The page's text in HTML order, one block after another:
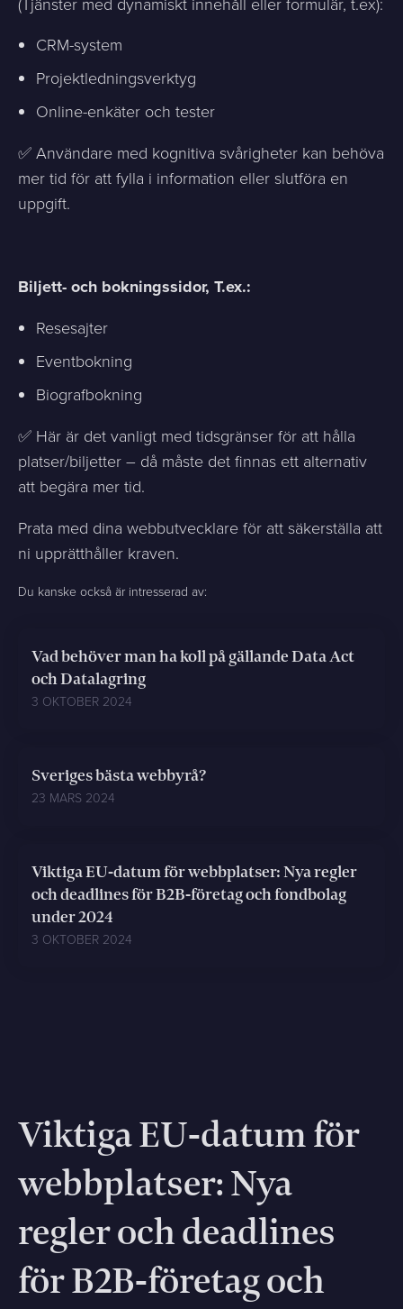
CRM-system
Projektledningsverktyg
Online-enkäter och tester
✅ Användare med kognitiva svårigheter kan behöva
mer tid för att fylla i information eller slutföra en
uppgift.
Biljett- och bokningssidor, T.ex.:
Resesajter
Eventbokning
Biografbokning
✅ Här är det vanligt med tidsgränser för att hålla
platser/biljetter – då måste det finnas ett alternativ
att begära mer tid.
Prata med dina webbutvecklare för att säkerställa att
ni upprätthåller kraven.
Du kanske också är intresserad av:
Vad behöver man ha koll på gällande Data Act
och Datalagring
3 OKTOBER 2024
Sveriges bästa webbyrå?
23 MARS 2024
Viktiga EU-datum för webbplatser: Nya regler
och deadlines för B2B-företag och fondbolag
under 2024
3 OKTOBER 2024
Viktiga EU-datum för
webbplatser: Nya
regler och deadlines
för B2B-företag och